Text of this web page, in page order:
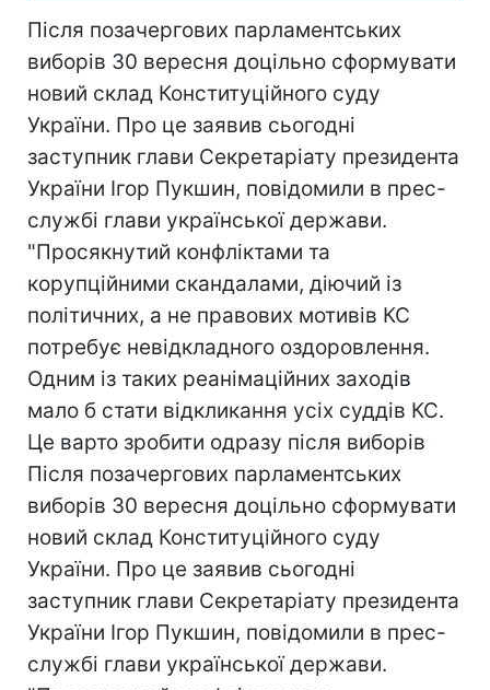
Після позачергових парламентських
виборів 30 вересня доцільно сформувати
новий склад Конституційного суду
України. Про це заявив сьогодні
заступник глави Секретаріату президента
України Ігор Пукшин, повідомили в прес-
службі глави української держави.
"Просякнутий конфліктами та
корупційними скандалами, діючий із
політичних, а не правових мотивів КС
потребує невідкладного оздоровлення.
Одним із таких реанімаційних заходів
мало б стати відкликання усіх суддів КС.
Це варто зробити одразу після виборів
Після позачергових парламентських
виборів 30 вересня доцільно сформувати
новий склад Конституційного суду
України. Про це заявив сьогодні
заступник глави Секретаріату президента
України Ігор Пукшин, повідомили в прес-
службі глави української держави.